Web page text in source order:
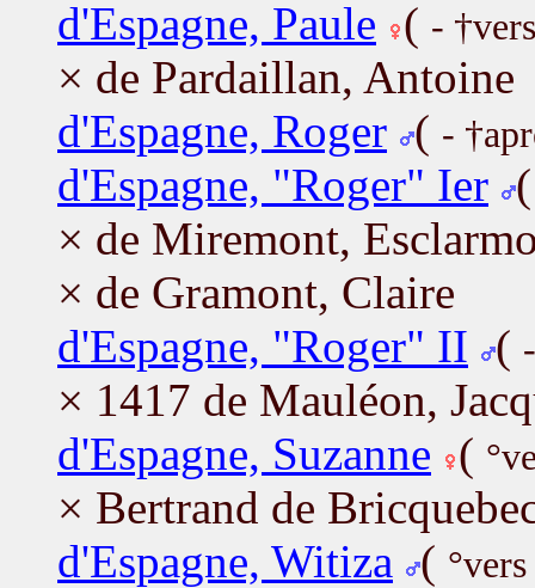
d'Espagne, Paule ( -
× de Pardaillan, Antoine
d'Espagne, Roger ( -
d'Espagne, "Roger" Ier
× de Miremont,
× de Gramont, Claire
d'Espagne, "Roger" II (
× 1417 de Mauléon,
d'Espagne, Suzanne (
× Bertrand de
d'Espagne, Witiza (